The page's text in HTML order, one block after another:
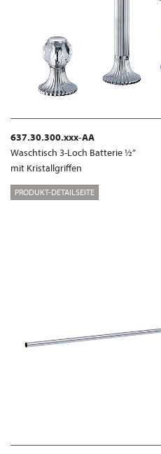
637.30.300.xxx-AA
Waschtisch 3-Loch Batterie ½“
mit Kristallgriffen
PRODUKT-DETAILSEITE